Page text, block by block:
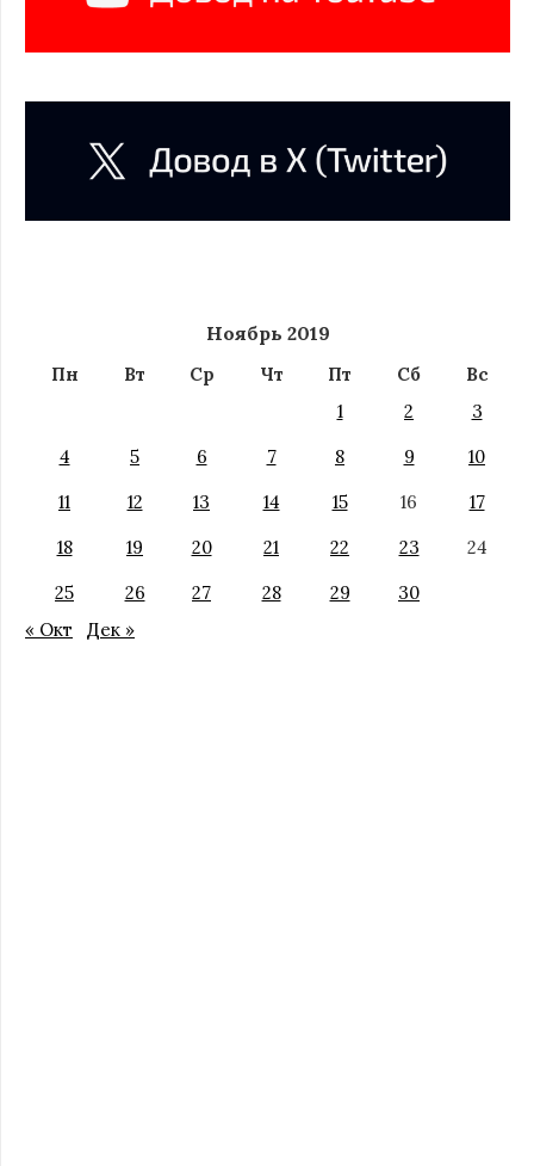
Ноябрь 2019
Пн Вт Ср Чт Пт Сб
Вс
1
2
3
4
5 6 7 8 9
10
11
12 13 14 15 16
17
18
19 20 21 22 23
24
25
26 27 28 29
30
« Окт
Дек »